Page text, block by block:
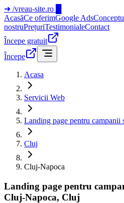
➜ /vreau-site.ro
AcasăCe oferimGoogle Ads
nostruPrețuriTestimonialeContact
Începe gratuit
Începe
Acasa
Servicii Web
Landing page pentru campanii
Cluj
Cluj-Napoca
Landing page pentru
Cluj-Napoca, Cluj